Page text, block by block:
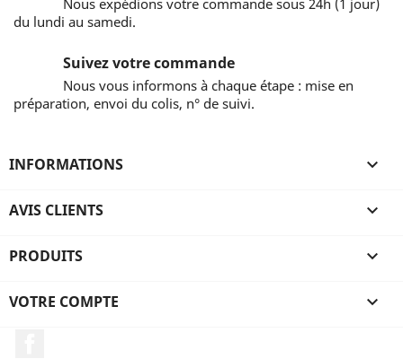
Nous expédions votre commande sous 24h (1 jour)
du lundi au samedi.
Suivez votre commande
Nous vous informons à chaque étape : mise en
préparation, envoi du colis, n° de suivi.
INFORMATIONS 
AVIS CLIENTS 
PRODUITS 
VOTRE COMPTE 